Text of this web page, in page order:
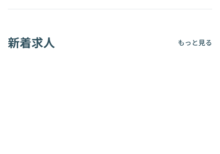
新着求人 もっと見る